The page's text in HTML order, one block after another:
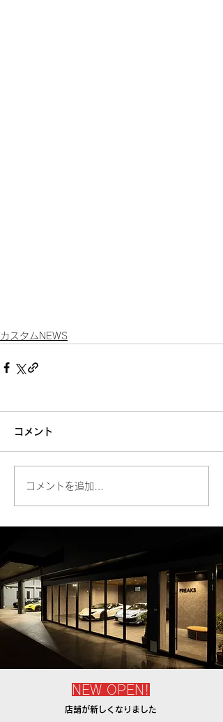
カスタムNEWS
コメント
コメントを追加…
NEW OPEN!
店舗が新しくなりました